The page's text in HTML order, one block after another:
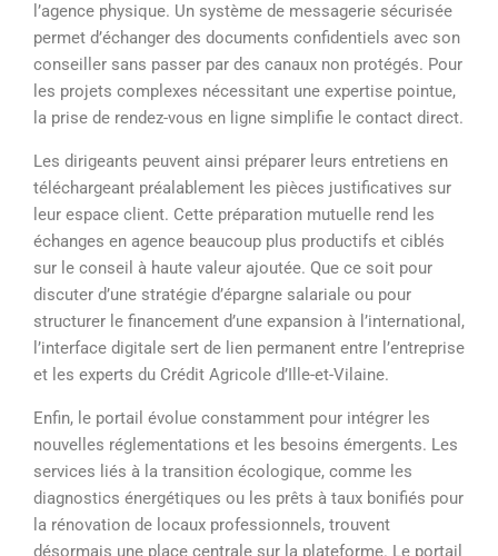
l’agence physique. Un système de messagerie sécurisée
permet d’échanger des documents confidentiels avec son
conseiller sans passer par des canaux non protégés. Pour
les projets complexes nécessitant une expertise pointue,
la prise de rendez-vous en ligne simplifie le contact direct.
Les dirigeants peuvent ainsi préparer leurs entretiens en
téléchargeant préalablement les pièces justificatives sur
leur espace client. Cette préparation mutuelle rend les
échanges en agence beaucoup plus productifs et ciblés
sur le conseil à haute valeur ajoutée. Que ce soit pour
discuter d’une stratégie d’épargne salariale ou pour
structurer le financement d’une expansion à l’international,
l’interface digitale sert de lien permanent entre l’entreprise
et les experts du Crédit Agricole d’Ille-et-Vilaine.
Enfin, le portail évolue constamment pour intégrer les
nouvelles réglementations et les besoins émergents. Les
services liés à la transition écologique, comme les
diagnostics énergétiques ou les prêts à taux bonifiés pour
la rénovation de locaux professionnels, trouvent
désormais une place centrale sur la plateforme. Le portail